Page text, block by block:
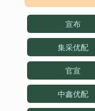
宣布
集采优配
官宣
中鑫优配